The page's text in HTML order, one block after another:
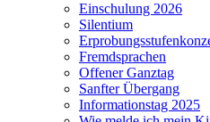
Einschulung 2026
Silentium
Fremdsprachen
Offener Ganztag
Sanfter Übergang
Informationstag 2025